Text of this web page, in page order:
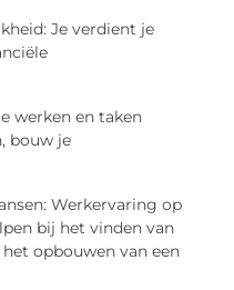
Je verdient je
werken en taken
bouw je
Werkervaring op
bij het vinden van
opbouwen van een